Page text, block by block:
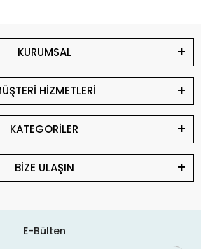
KURUMSAL
HİZMETLERİ
KATEGORİLER
BİZE ULAŞIN
E-Bülten